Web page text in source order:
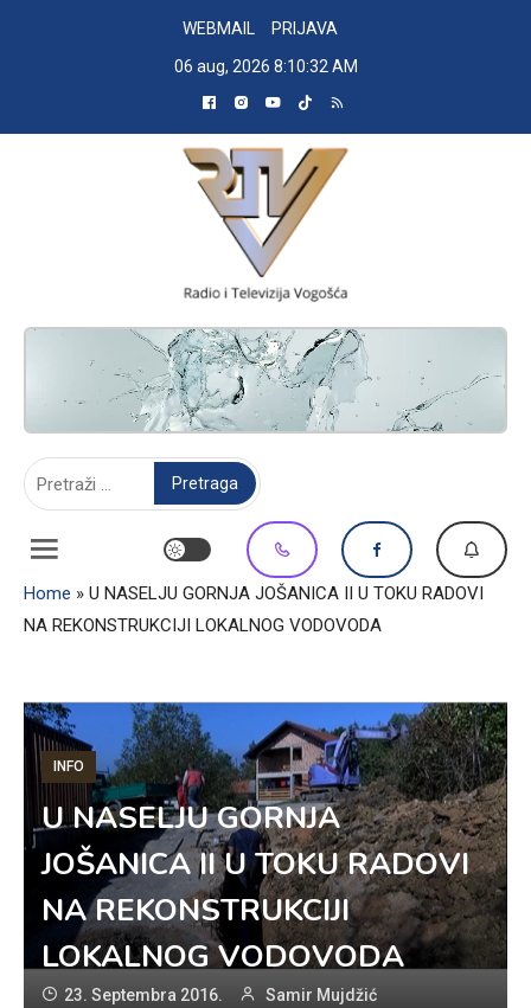
WEBMAIL
PRIJAVA
06 aug, 2026 8:10:33 AM
RADIO TELEVIZIJA VOGOŠĆA
Home » U NASELJU GORNJA JOŠANICA II U TOKU RADOVI
NA REKONSTRUKCIJI LOKALNOG VODOVODA
INFO
U NASELJU GORNJA
JOŠANICA II U TOKU RADOVI
NA REKONSTRUKCIJI
LOKALNOG VODOVODA
23. Septembra 2016. Samir Mujdžić